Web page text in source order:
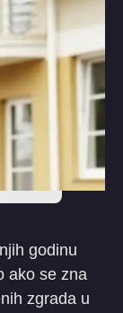
godinu
ako se zna
zgrada u